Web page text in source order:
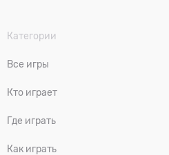
Категории
Все игры
Кто играет
Где играть
Как играть